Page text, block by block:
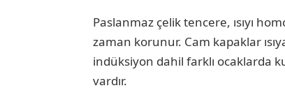
Paslanmaz çelik tencere, ısıyı
zaman korunur. Cam kapaklar
indüksiyon dahil farklı ocaklarda
vardır.